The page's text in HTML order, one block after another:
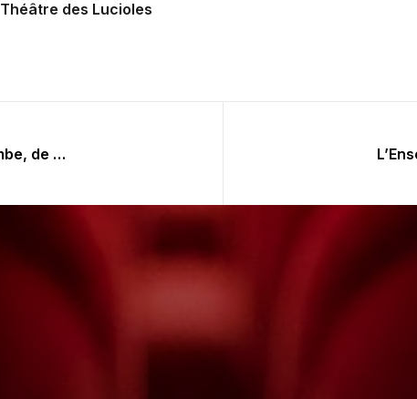
Théâtre des Lucioles
Ce que le djazz fait a ma djambe, de et avec Jacques Gamblin